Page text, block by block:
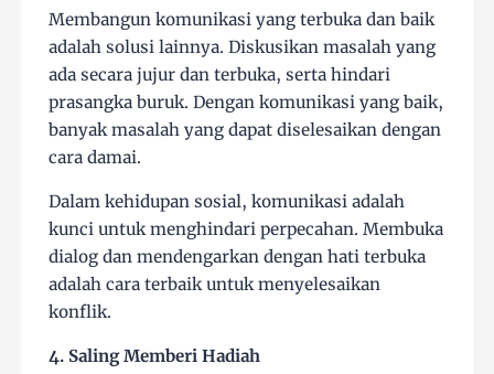
Membangun komunikasi yang terbuka dan baik
adalah solusi lainnya. Diskusikan masalah yang
ada secara jujur dan terbuka, serta hindari
prasangka buruk. Dengan komunikasi yang baik,
banyak masalah yang dapat diselesaikan dengan
cara damai.
Dalam kehidupan sosial, komunikasi adalah
kunci untuk menghindari perpecahan. Membuka
dialog dan mendengarkan dengan hati terbuka
adalah cara terbaik untuk menyelesaikan
konflik.
4. Saling Memberi Hadiah